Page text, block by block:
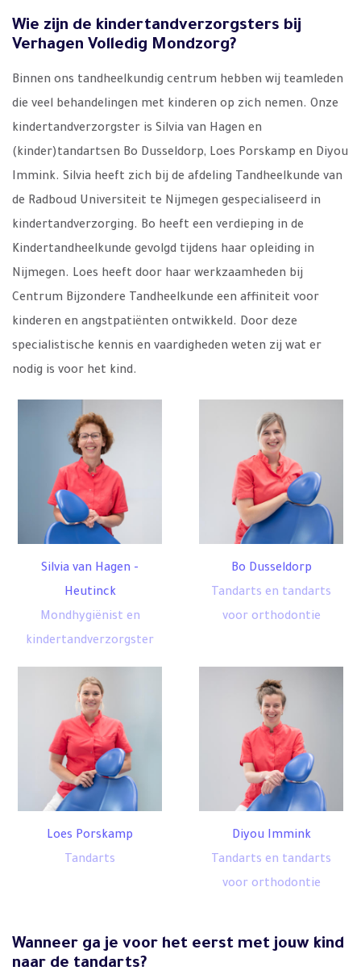
Wie zijn de kindertandverzorgsters bij
Verhagen Volledig Mondzorg?
Binnen ons tandheelkundig centrum hebben wij teamleden
die veel behandelingen met kinderen op zich nemen. Onze
kindertandverzorgster is Silvia van Hagen en
(kinder)tandartsen Bo Dusseldorp, Loes Porskamp en Diyou
Immink. Silvia heeft zich bij de afdeling Tandheelkunde van
de Radboud Universiteit te Nijmegen gespecialiseerd in
kindertandverzorging. Bo heeft een verdieping in de
Kindertandheelkunde gevolgd tijdens haar opleiding in
Nijmegen. Loes heeft door haar werkzaamheden bij
Centrum Bijzondere Tandheelkunde een affiniteit voor
kinderen en angstpatiënten ontwikkeld. Door deze
specialistische kennis en vaardigheden weten zij wat er
nodig is voor het kind.
Silvia van Hagen -
Heutinck
Mondhygiënist en
kindertandverzorgster
Bo Dusseldorp
Tandarts en tandarts
voor orthodontie
Loes Porskamp
Tandarts
Diyou Immink
Tandarts en tandarts
voor orthodontie
Wanneer ga je voor het eerst met jouw kind
naar de tandarts?